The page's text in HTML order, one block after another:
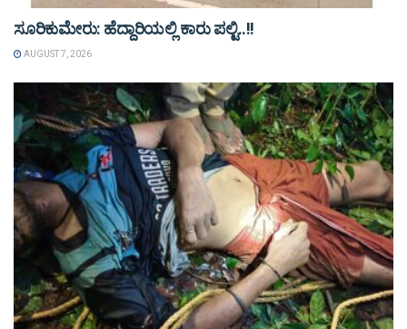
ಸೂರಿಕುಮೇರು: ಹೆದ್ದಾರಿಯಲ್ಲಿ ಕಾರು ಪಲ್ಟಿ..!!
AUGUST 7, 2026